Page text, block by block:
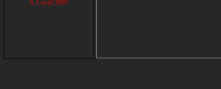
le 1 avril 2007